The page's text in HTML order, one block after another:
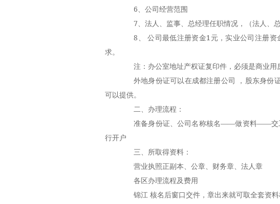
6、公司经营范围
7、法人、监事、总经理任职情况，（法人、总
8、 公司最低注册资金1元，实业公司注册资
求。
注：办公室地址产权证复印件，必须是商业用
外地身份证可以在成都注册公司 ，股东身份
可以提供。
二、办理流程：
准备身份证、公司名称核名——做资料——
行开户
三、所取得资料：
营业执照正副本、公章、财务章、法人章
各区办理流程及费用
锦江 核名后窗口交件，章出来就可取全套资料